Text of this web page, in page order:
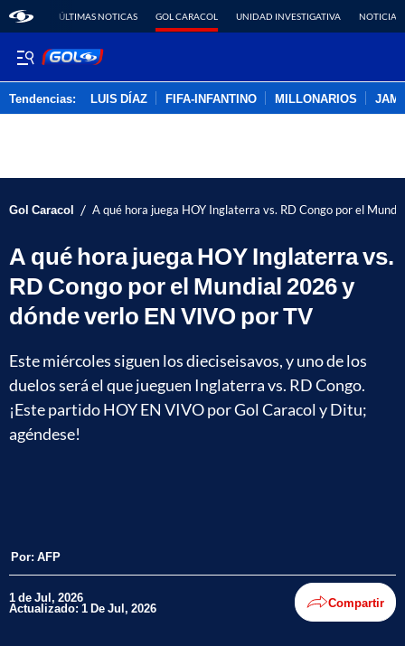
ÚLTIMAS NOTICAS GOL CARACOL UNIDAD INVESTIGATIVA NOTICIAS
Tendencias: LUIS DÍAZ FIFA-INFANTINO MILLONARIOS
Gol Caracol / A qué hora juega HOY Inglaterra vs. RD Congo por el
A qué hora juega HOY Inglaterra vs.
RD Congo por el Mundial 2026 y
dónde verlo EN VIVO por TV
Este miércoles siguen los dieciseisavos, y uno de los
duelos será el que jueguen Inglaterra vs. RD Congo.
¡Este partido HOY EN VIVO por Gol Caracol y Ditu;
agéndese!
Por: AFP
1 de Jul, 2026
Actualizado: 1 De Jul, 2026 Compartir